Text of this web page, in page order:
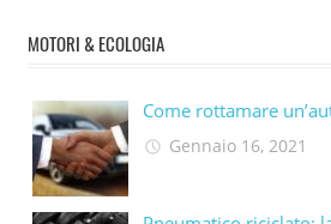
MOTORI & ECOLOGIA
Come rottamare
Gennaio 16, 2021